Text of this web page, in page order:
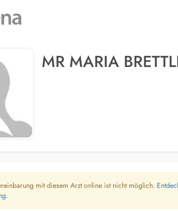
MR MARIA
mit diesem Arzt online ist nicht möglich.